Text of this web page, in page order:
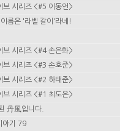
브 시리즈 <#5 이동언>
름은 '라벨 갈이'라네!
브 시리즈 <#4 손은화>
브 시리즈 <#3 손호준>
브 시리즈 <#2 하태준>
브 시리즈 <#1 최도은>
丹風입니다.
야기 79